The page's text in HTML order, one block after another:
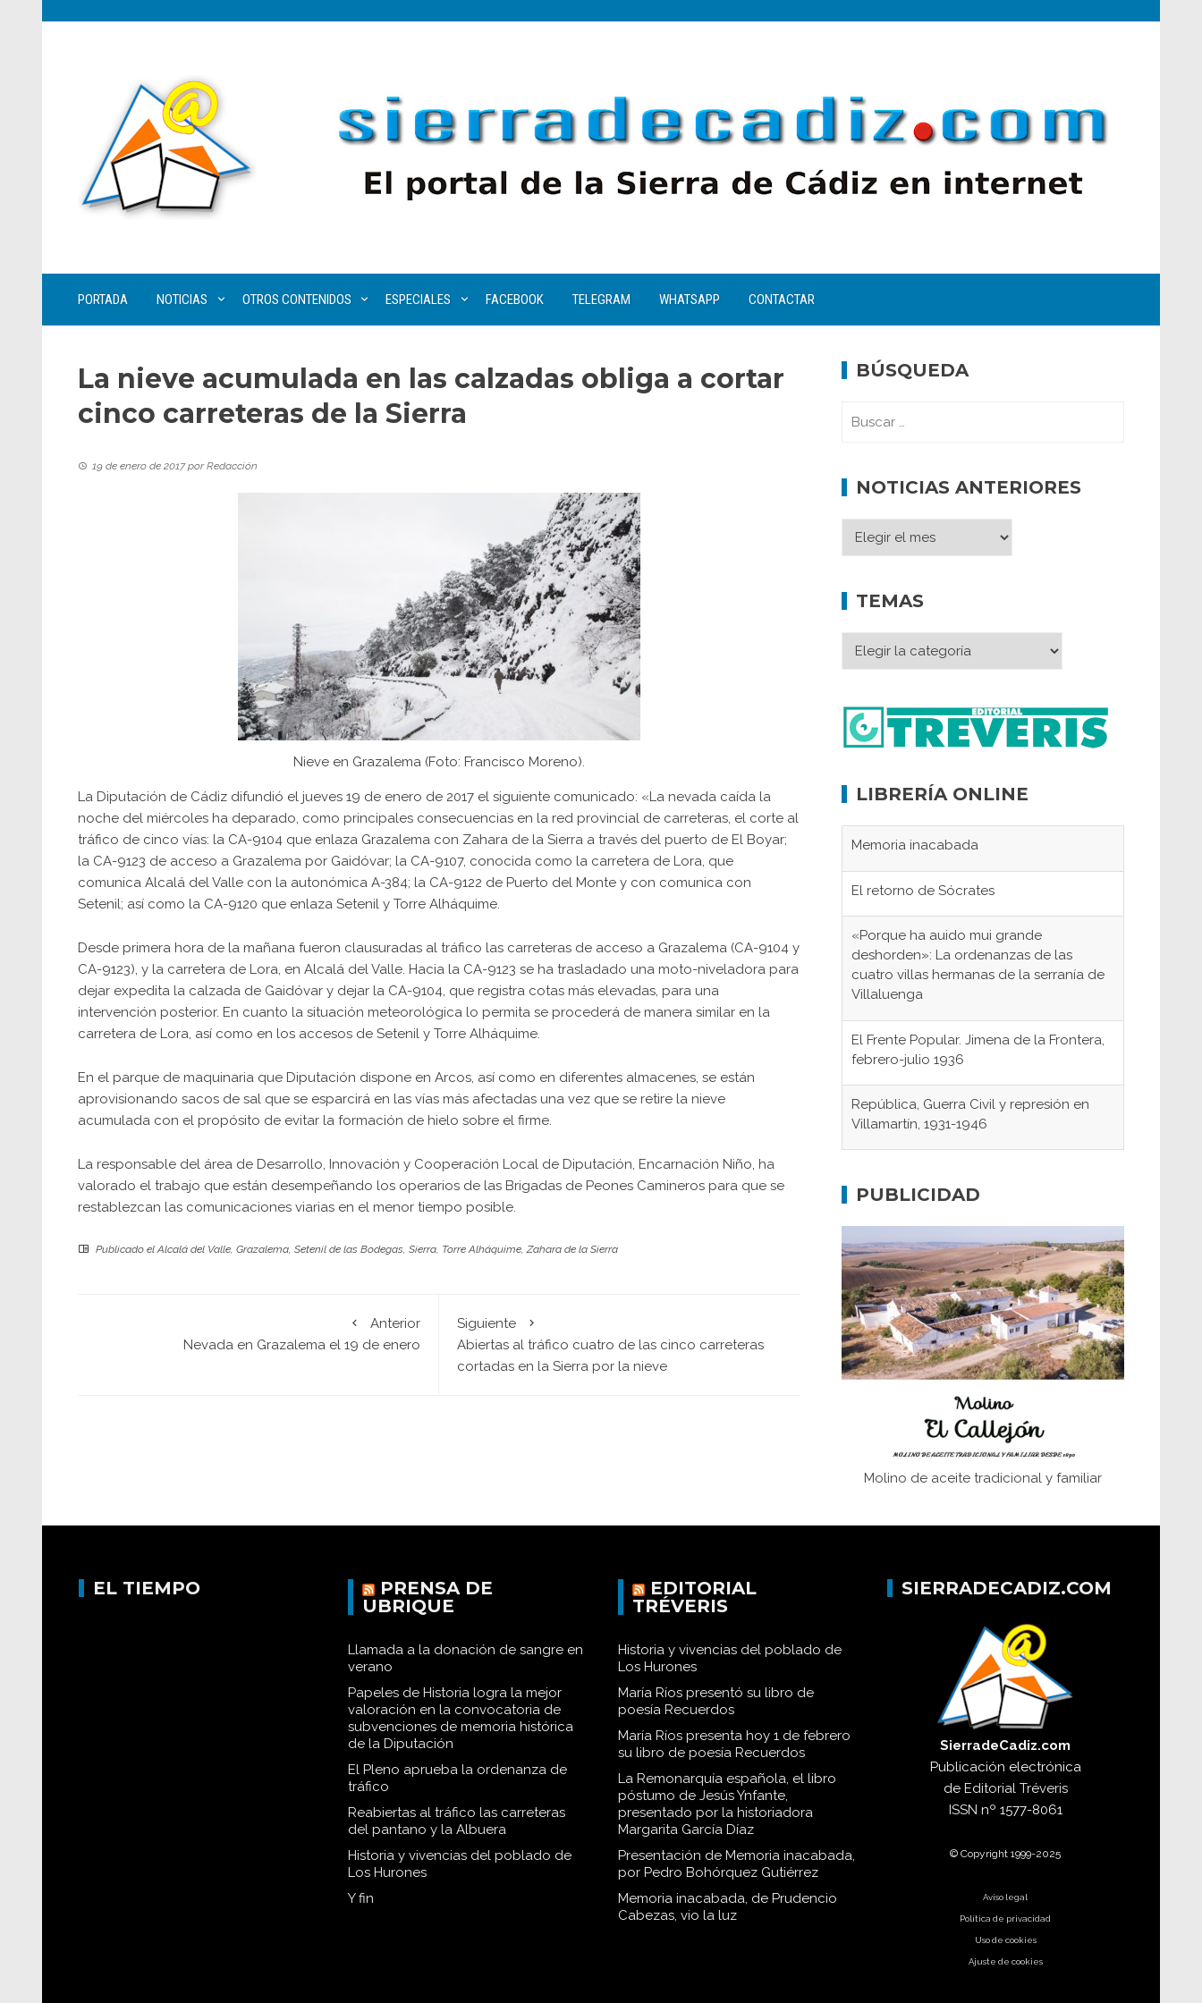
PORTADA NOTICIAS OTROS CONTENIDOS ESPECIALES FACEBOOK TELEGRAM WHATSAPP CONTACTAR
La nieve acumulada en las calzadas obliga a cortar
cinco carreteras de la Sierra
19 de enero de 2017porRedacción
Nieve en Grazalema (Foto: Francisco Moreno).
La Diputación de Cádiz difundió el jueves 19 de enero de 2017 el siguiente comunicado: «La nevada caída la
noche del miércoles ha deparado, como principales consecuencias en la red provincial de carreteras, el corte al
tráfico de cinco vías: la CA-9104 que enlaza Grazalema con Zahara de la Sierra a través del puerto de El Boyar;
la CA-9123 de acceso a Grazalema por Gaidóvar; la CA-9107, conocida como la carretera de Lora, que
comunica Alcalá del Valle con la autonómica A-384; la CA-9122 de Puerto del Monte y con comunica con
Setenil; así como la CA-9120 que enlaza Setenil y Torre Alháquime.
Desde primera hora de la mañana fueron clausuradas al tráfico las carreteras de acceso a Grazalema (CA-9104 y
CA-9123), y la carretera de Lora, en Alcalá del Valle. Hacia la CA-9123 se ha trasladado una moto-niveladora para
dejar expedita la calzada de Gaidóvar y dejar la CA-9104, que registra cotas más elevadas, para una
intervención posterior. En cuanto la situación meteorológica lo permita se procederá de manera similar en la
carretera de Lora, así como en los accesos de Setenil y Torre Alháquime.
En el parque de maquinaria que Diputación dispone en Arcos, así como en diferentes almacenes, se están
aprovisionando sacos de sal que se esparcirá en las vías más afectadas una vez que se retire la nieve
acumulada con el propósito de evitar la formación de hielo sobre el firme.
La responsable del área de Desarrollo, Innovación y Cooperación Local de Diputación, Encarnación Niño, ha
valorado el trabajo que están desempeñando los operarios de las Brigadas de Peones Camineros para que se
restablezcan las comunicaciones viarias en el menor tiempo posible.
Publicado elAlcalá del Valle, Grazalema, Setenil de las Bodegas, Sierra, Torre Alháquime,Zahara de la Sierra
Anterior
Nevada en Grazalema el 19 de enero
Siguiente
Abiertas al tráfico cuatro de las cinco carreteras
cortadas en la Sierra por la nieve
BÚSQUEDA
NOTICIAS ANTERIORES
TEMAS
LIBRERÍA ONLINE
Memoria inacabada
El retorno de Sócrates
«Porque ha auido mui grande
deshorden»: La ordenanzas de las
cuatro villas hermanas de la serranía de
Villaluenga
El Frente Popular. Jimena de la Frontera,
febrero-julio 1936
República, Guerra Civil y represión en
Villamartín, 1931-1946
concentración nazis
fundaciones de Bornos
El Frente Popular. Ubrique, febrero-julio
1936
Juntar las letras. La alfabetización en el
campo: del afán de saber a la
Historia y vivencias del poblado de Los
PUBLICIDAD
Molino de aceite tradicional y familiar
EL TIEMPO
PRENSA DE
UBRIQUE
Llamada a la donación de sangre en
verano
Papeles de Historia logra la mejor
valoración en la convocatoria de
subvenciones de memoria histórica
de la Diputación
El Pleno aprueba la ordenanza de
tráfico
Reabiertas al tráfico las carreteras
del pantano y la Albuera
Historia y vivencias del poblado de
Los Hurones
Y fin
EDITORIAL
TRÉVERIS
Historia y vivencias del poblado de
Los Hurones
María Ríos presentó su libro de
poesía Recuerdos
María Ríos presenta hoy 1 de febrero
su libro de poesía Recuerdos
La Remonarquía española, el libro
póstumo de Jesús Ynfante,
presentado por la historiadora
Margarita García Díaz
Presentación de Memoria inacabada,
por Pedro Bohórquez Gutiérrez
Memoria inacabada, de Prudencio
Cabezas, vio la luz
SIERRADECADIZ.COM
SierradeCadiz.com
Publicación electrónica
de Editorial Tréveris
ISSN nº 1577-8061
© Copyright 1999-2025
Aviso legal
Política de privacidad
Uso de cookies
Ajuste de cookies